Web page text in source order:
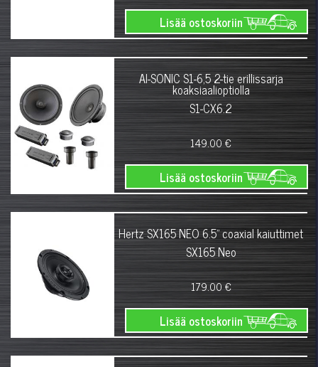
Lisää ostoskoriin
AI-SONIC S1-6,5 2-tie erillissarja
koaksiaalioptiolla
S1-CX6.2
149.00 €
Lisää ostoskoriin
Hertz SX165 NEO 6.5" coaxial kaiuttimet
SX165 Neo
179.00 €
Lisää ostoskoriin